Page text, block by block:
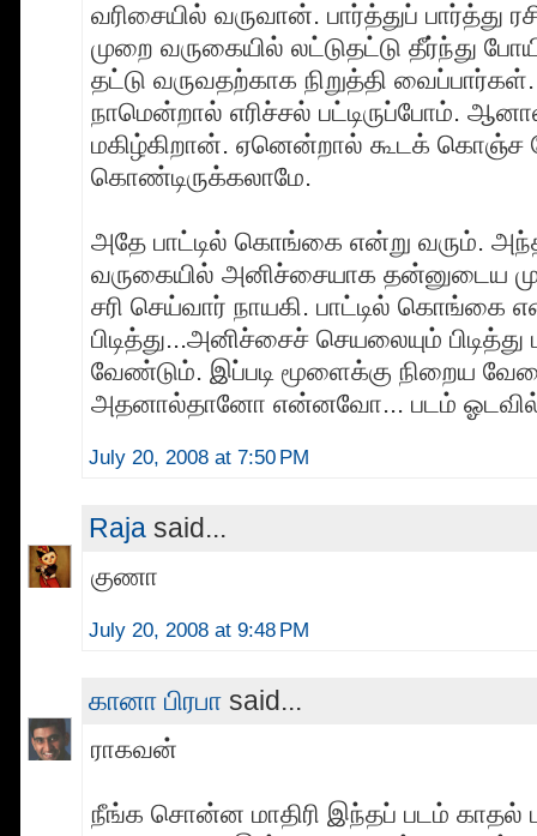
வரிசையில் வருவான். பார்த்துப் பார்த்து
முறை வருகையில் லட்டுதட்டு தீர்ந்து
தட்டு வருவதற்காக நிறுத்தி
நாமென்றால் எரிச்சல் பட்டிருப்போம்.
மகிழ்கிறான். ஏனென்றால் கூடக் கொஞ்ச
கொண்டிருக்கலாமே.
அதே பாட்டில் கொங்கை என்று வரும்.
வருகையில் அனிச்சையாக தன்னுடைய
சரி செய்வார் நாயகி. பாட்டில் கொங்கை
பிடித்து...அனிச்சைச் செயலையும்
வேண்டும். இப்படி மூளைக்கு நிறைய
அதனால்தானோ என்னவோ... படம்
July 20, 2008 at 7:50 PM
Raja said...
குணா
July 20, 2008 at 9:48 PM
கானா பிரபா said...
ராகவன்
நீங்க சொன்ன மாதிரி இந்தப் படம் காதல்